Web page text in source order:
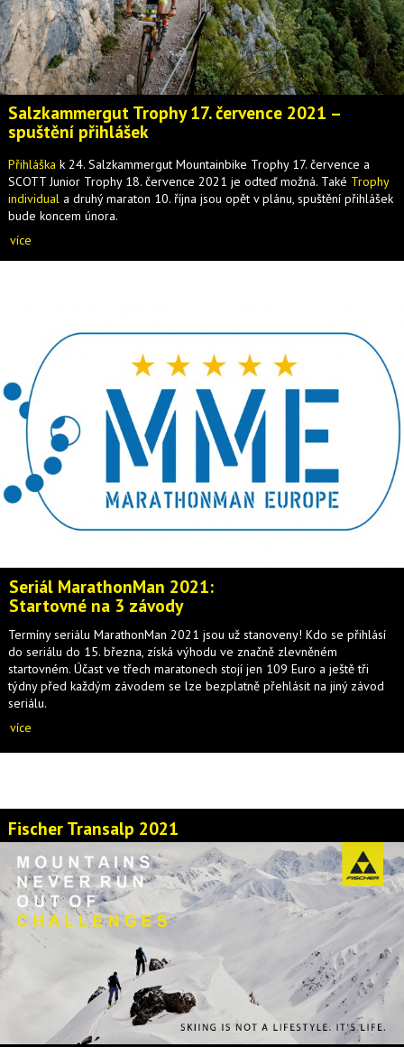
Salzkammergut Trophy 17. července 2021 –
spuštění přihlášek
Přihláška k 24. Salzkammergut Mountainbike Trophy 17. července a
SCOTT Junior Trophy 18. července 2021 je odteď možná. Také Trophy
individual a druhý maraton 10. října jsou opět v plánu, spuštění přihlášek
bude koncem února.
více
Seriál MarathonMan 2021:
Startovné na 3 závody
Termíny seriálu MarathonMan 2021 jsou už stanoveny! Kdo se přihlásí
do seriálu do 15. března, získá výhodu ve značně zlevněném
startovném. Účast ve třech maratonech stojí jen 109 Euro a ještě tři
týdny před každým závodem se lze bezplatně přehlásit na jiný závod
seriálu.
více
Fischer Transalp 2021